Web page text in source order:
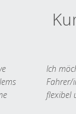
Ich
Fahrer/
flexibel